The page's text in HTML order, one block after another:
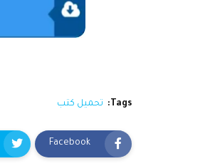
Tags: تحميل كتب
Facebook